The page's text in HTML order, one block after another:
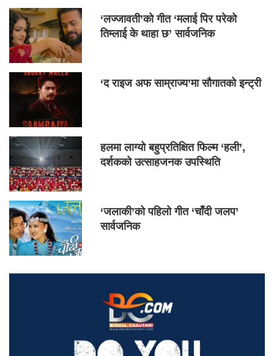
‘लज्जावती’को गीत ‘मलाई पिर परेको
तिम्लाई के थाहा छ’ सार्वजनिक
‘द राइज अफ साम्राज्य’मा सौगातको इन्ट्री
हलमा लाग्यो बहुप्रतिक्षित फिल्म ‘हली’,
दर्शकको उत्साहजनक उपस्थिति
‘जलाकी’को पहिलो गीत ‘चाँदी जलप’
सार्वजनिक